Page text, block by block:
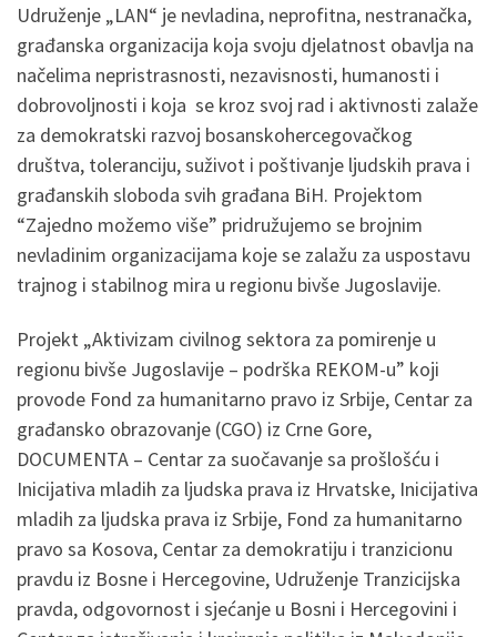
Udruženje „LAN“ je nevladina, neprofitna, nestranačka,
građanska organizacija koja svoju djelatnost obavlja na
načelima nepristrasnosti, nezavisnosti, humanosti i
dobrovoljnosti i koja se kroz svoj rad i aktivnosti zalaže
za demokratski razvoj bosanskohercegovačkog
društva, toleranciju, suživot i poštivanje ljudskih prava i
građanskih sloboda svih građana BiH. Projektom
“Zajedno možemo više” pridružujemo se brojnim
nevladinim organizacijama koje se zalažu za uspostavu
trajnog i stabilnog mira u regionu bivše Jugoslavije.
Projekt „Aktivizam civilnog sektora za pomirenje u
regionu bivše Jugoslavije – podrška REKOM-u” koji
provode Fond za humanitarno pravo iz Srbije, Centar za
građansko obrazovanje (CGO) iz Crne Gore,
DOCUMENTA – Centar za suočavanje sa prošlošću i
Inicijativa mladih za ljudska prava iz Hrvatske, Inicijativa
mladih za ljudska prava iz Srbije, Fond za humanitarno
pravo sa Kosova, Centar za demokratiju i tranzicionu
pravdu iz Bosne i Hercegovine, Udruženje Tranzicijska
pravda, odgovornost i sjećanje u Bosni i Hercegovini i